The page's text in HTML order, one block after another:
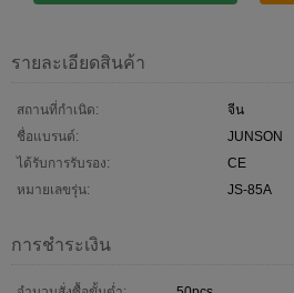
รายละเอียดสินค้า
สถานที่กำเนิด:
จีน
ชื่อแบรนด์:
JUNSON
ได้รับการรับรอง:
CE
หมายเลขรุ่น:
JS-85A
การชำระเงิน